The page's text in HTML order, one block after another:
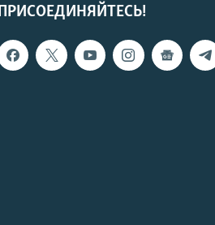
ПРИСОЕДИНЯЙТЕСЬ!